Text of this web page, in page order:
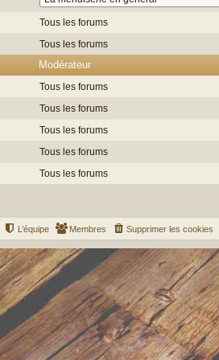
Tous les forums
Tous les forums
Modérateur
Tous les forums
Tous les forums
Tous les forums
Tous les forums
Tous les forums
Supprimer les cookies
Membres
L’équipe